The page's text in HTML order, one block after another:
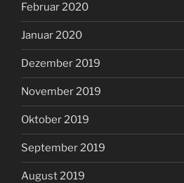
Februar 2020
Januar 2020
Dezember 2019
November 2019
Oktober 2019
September 2019
August 2019